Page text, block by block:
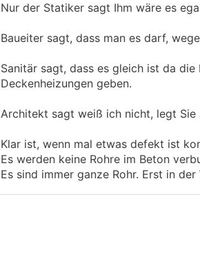
Nur der Statiker sagt Ihm wäre es
Baueiter sagt, dass man es darf,
Sanitär sagt, dass es gleich ist da
Deckenheizungen geben.
Architekt sagt weiß ich nicht, legt Sie
Klar ist, wenn mal etwas defekt ist
Es werden keine Rohre im Beton
Es sind immer ganze Rohr. Erst in